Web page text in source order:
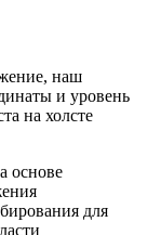
наш
и уровень
на холсте
основе
для